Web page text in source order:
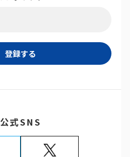
公式SNS